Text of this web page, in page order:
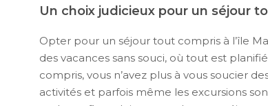
Un choix judicieux pour un séjour
Opter pour un séjour tout compris à l’île
des vacances sans souci, où tout est
compris, vous n’avez plus à vous soucier
activités et parfois même les excursions